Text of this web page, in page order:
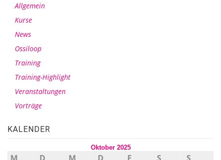
Allgemein
Kurse
News
Ossiloop
Training
Training-Highlight
Veranstaltungen
Vorträge
KALENDER
Oktober 2025
M D M D F S
S